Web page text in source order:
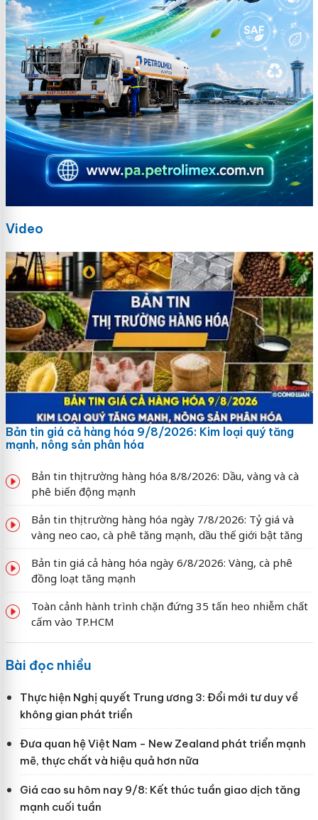
Video
Bản tin giá cả hàng hóa 9/8/2026: Kim loại quý tăng
mạnh, nông sản phân hóa
Bản tin thị trường hàng hóa 8/8/2026: Dầu, vàng và cà
phê biến động mạnh
Bản tin thị trường hàng hóa ngày 7/8/2026: Tỷ giá và
vàng neo cao, cà phê tăng mạnh, dầu thế giới bật tăng
Bản tin giá cả hàng hóa ngày 6/8/2026: Vàng, cà phê
đồng loạt tăng mạnh
Toàn cảnh hành trình chặn đứng 35 tấn heo nhiễm chất
cấm vào TP.HCM
Bài đọc nhiều
Thực hiện Nghị quyết Trung ương 3: Đổi mới tư duy về
không gian phát triển
Đưa quan hệ Việt Nam - New Zealand phát triển mạnh
mẽ, thực chất và hiệu quả hơn nữa
Giá cao su hôm nay 9/8: Kết thúc tuần giao dịch tăng
mạnh cuối tuần